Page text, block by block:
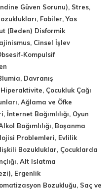
Güven Sorunu), Stres,
Fobiler, Yas
(Beden) Disformik
Cinsel İşlev
Kompulsif
Davranış
Çocukluk Çağı
Ağlama ve Öfke
Bağımlılığı, Oyun
Bağımlılığı, Boşanma
Problemleri, Evlilik
Bozukluklar, Çocuklarda
Alt Islatma
Ergenlik
Bozukluğu, Saç ve